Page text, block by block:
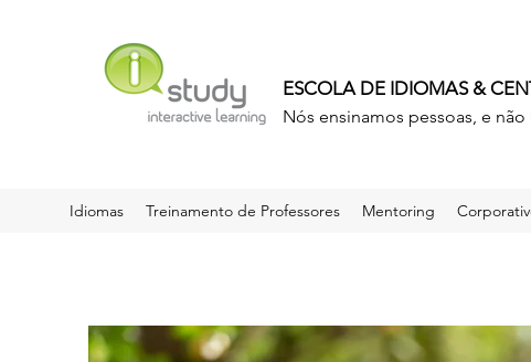
ESCOLA DE IDIOMAS &
Nós ensinamos pessoas, e não
Idiomas Treinamento de Professores Mentoring